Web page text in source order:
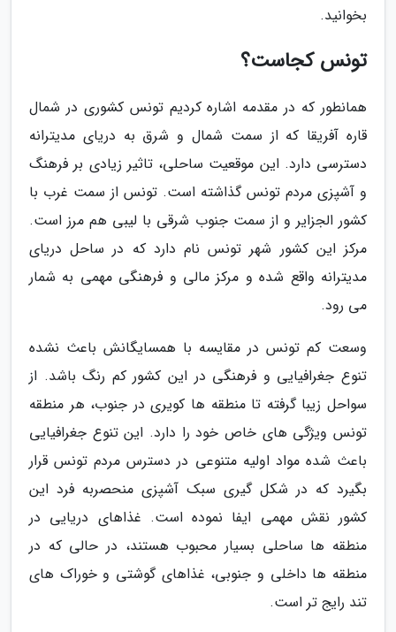
بخوانید.
تونس کجاست؟
همانطور که در مقدمه اشاره کردیم تونس کشوری در شمال
قاره آفریقا که از سمت شمال و شرق به دریای مدیترانه
دسترسی دارد. این موقعیت ساحلی، تاثیر زیادی بر فرهنگ
و آشپزی مردم تونس گذاشته است. تونس از سمت غرب با
کشور الجزایر و از سمت جنوب شرقی با لیبی هم مرز است.
مرکز این کشور شهر تونس نام دارد که در ساحل دریای
مدیترانه واقع شده و مرکز مالی و فرهنگی مهمی به شمار
می رود.
وسعت کم تونس در مقایسه با همسایگانش باعث نشده
تنوع جغرافیایی و فرهنگی در این کشور کم رنگ باشد. از
سواحل زیبا گرفته تا منطقه ها کویری در جنوب، هر منطقه
تونس ویژگی های خاص خود را دارد. این تنوع جغرافیایی
باعث شده مواد اولیه متنوعی در دسترس مردم تونس قرار
بگیرد که در شکل گیری سبک آشپزی منحصربه فرد این
کشور نقش مهمی ایفا نموده است. غذاهای دریایی در
منطقه ها ساحلی بسیار محبوب هستند، در حالی که در
منطقه ها داخلی و جنوبی، غذاهای گوشتی و خوراک های
تند رایج تر است.